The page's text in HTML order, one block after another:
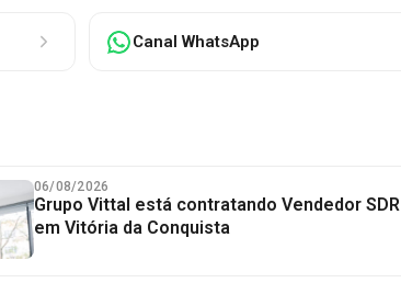
Canal WhatsApp
06/08/2026
Grupo Vittal está contratando Vendedor SDR
em Vitória da Conquista